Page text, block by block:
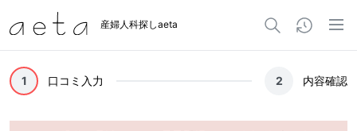
産婦人科探しaeta
1 口コミ入力 2 内容確認